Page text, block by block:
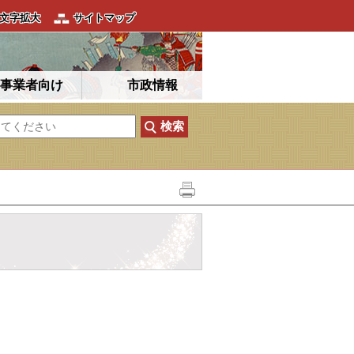
文字拡大 サイトマップ
事業者向け 市政情報